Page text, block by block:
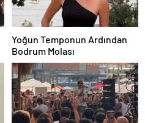
Yoğun Temponun Ardından
Bodrum Molası